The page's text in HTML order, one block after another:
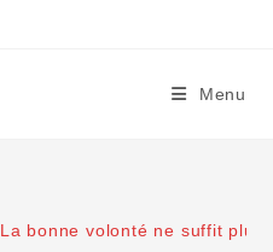
Menu
La bonne volonté ne suffit plus